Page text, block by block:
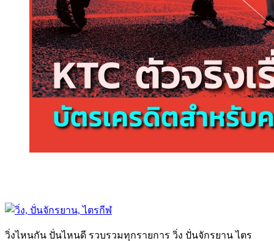
วิ่งไหนกัน ปั่นไหนดี รวบรวมทุกรายการ วิ่ง ปั่นจักรยาน ไตร